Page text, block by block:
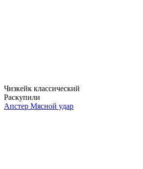
Чизкейк классический
Раскупили
Апстер Мясной удар